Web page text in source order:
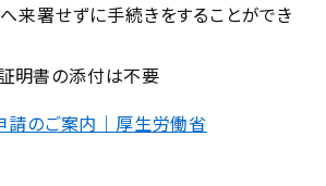
来署せずに手続きをすることができ
明書の添付は不要
のご案内｜厚生労働省